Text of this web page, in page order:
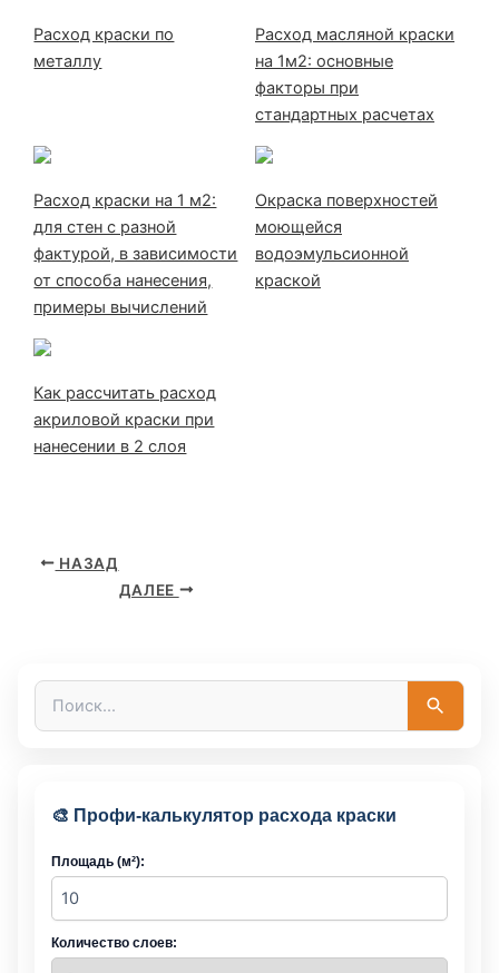
Расход краски по
металлу
Расход масляной краски
на 1м2: основные
факторы при
стандартных расчетах
Расход краски на 1 м2:
для стен с разной
фактурой, в зависимости
от способа нанесения,
примеры вычислений
Окраска поверхностей
моющейся
водоэмульсионной
краской
Как рассчитать расход
акриловой краски при
нанесении в 2 слоя
НАЗАД
ДАЛЕЕ
П
и
🎨 Профи-калькулятор расхода краски
Площадь (м²):
Количество слоев: